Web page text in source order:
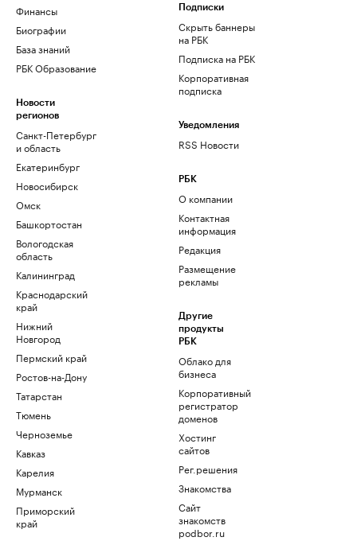
Финансы
Биографии
База знаний
РБК Образование
Новости
регионов
Санкт-Петербург
и область
Екатеринбург
Новосибирск
Омск
Башкортостан
Вологодская
область
Калининград
Краснодарский
край
Нижний
Новгород
Пермский край
Ростов-на-Дону
Татарстан
Тюмень
Черноземье
Кавказ
Карелия
Мурманск
Приморский
край
Подписки
Скрыть баннеры
на РБК
Подписка на РБК
Корпоративная
подписка
Уведомления
RSS Новости
РБК
О компании
Контактная
информация
Редакция
Размещение
рекламы
Другие
продукты
РБК
Облако для
бизнеса
Корпоративный
регистратор
доменов
Хостинг
сайтов
Рег.решения
Знакомства
Сайт
знакомств
podbor.ru